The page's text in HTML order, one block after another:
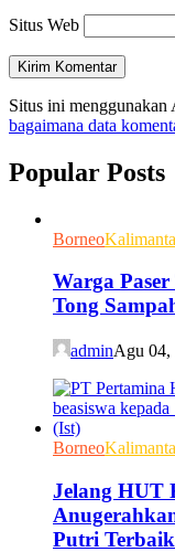
Situs Web
Situs ini menggunakan
bagaimana data
Popular Posts
Borneo
Warga
Tong
adminAgu 04,
Borneo
Jelang HUT
Putri